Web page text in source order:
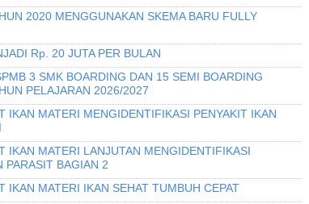
2020 MENGGUNAKAN SKEMA BARU FULLY
Rp. 20 JUTA PER BULAN
3 SMK BOARDING DAN 15 SEMI BOARDING
PELAJARAN 2026/2027
IKAN MATERI MENGIDENTIFIKASI PENYAKIT IKAN
IKAN MATERI LANJUTAN MENGIDENTIFIKASI
PARASIT BAGIAN 2
IKAN MATERI IKAN SEHAT TUMBUH CEPAT